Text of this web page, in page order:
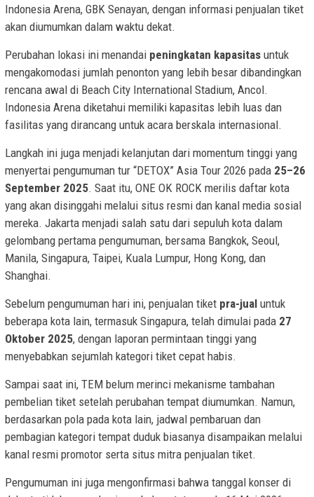
Indonesia Arena, GBK Senayan, dengan informasi penjualan tiket
akan diumumkan dalam waktu dekat.
Perubahan lokasi ini menandai peningkatan kapasitas untuk
mengakomodasi jumlah penonton yang lebih besar dibandingkan
rencana awal di Beach City International Stadium, Ancol.
Indonesia Arena diketahui memiliki kapasitas lebih luas dan
fasilitas yang dirancang untuk acara berskala internasional.
Langkah ini juga menjadi kelanjutan dari momentum tinggi yang
menyertai pengumuman tur “DETOX” Asia Tour 2026 pada 25–26
September 2025. Saat itu, ONE OK ROCK merilis daftar kota
yang akan disinggahi melalui situs resmi dan kanal media sosial
mereka. Jakarta menjadi salah satu dari sepuluh kota dalam
gelombang pertama pengumuman, bersama Bangkok, Seoul,
Manila, Singapura, Taipei, Kuala Lumpur, Hong Kong, dan
Shanghai.
Sebelum pengumuman hari ini, penjualan tiket pra-jual untuk
beberapa kota lain, termasuk Singapura, telah dimulai pada 27
Oktober 2025, dengan laporan permintaan tinggi yang
menyebabkan sejumlah kategori tiket cepat habis.
Sampai saat ini, TEM belum merinci mekanisme tambahan
pembelian tiket setelah perubahan tempat diumumkan. Namun,
berdasarkan pola pada kota lain, jadwal pembaruan dan
pembagian kategori tempat duduk biasanya disampaikan melalui
kanal resmi promotor serta situs mitra penjualan tiket.
Pengumuman ini juga mengonfirmasi bahwa tanggal konser di